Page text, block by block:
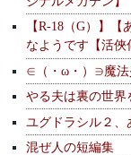
【R-18（G）】
なようです【活俠
∈（・ω・）∋魔法
やる夫は裏の世界
ユグドラシル２、
混ぜ人の短編集